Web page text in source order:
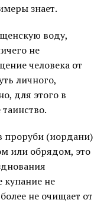
знает.
воду,
не
человека от
личного,
для этого в
проруби (иордани)
или обрядом, это
не
не очищает от